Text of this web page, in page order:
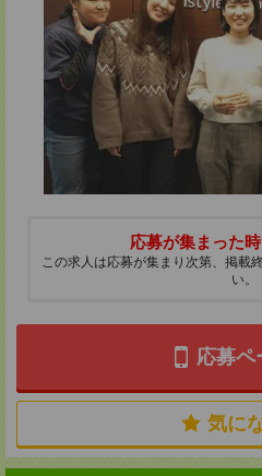
応募が集まった
この求人は応募が集まり次第、掲載
い。
応募ペ
気に